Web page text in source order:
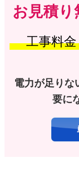
お見積
工事料金
電力が足りな
要に